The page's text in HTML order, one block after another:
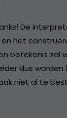
De
het
betekenis zal
klus worden
niet al te